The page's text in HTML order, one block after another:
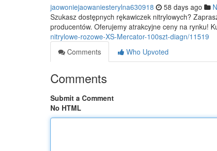
jaowoniejaowaniesterylna630918 58 days ago
Szukasz dostępnych rękawiczek nitrylowych?
producentów. Oferujemy atrakcyjne ceny na rynku!
nitrylowe-rozowe-XS-Mercator-100szt-diagn/11519
Comments
Who Upvoted
Comments
Submit a Comment
No HTML